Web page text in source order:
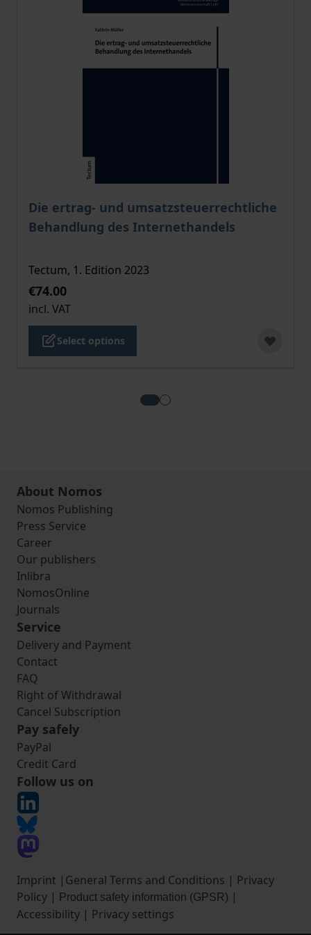
Die ertrag- und umsatzsteuerrechtliche
Behandlung des Internethandels
The price depends on the options chosen on the
Tectum, 1. Edition 2023
€74.00
incl. VAT
Select options
View more about Die ertrag-
View more about Die
About Nomos
Nomos Publishing
Press Service
Career
Our publishers
Inlibra
NomosOnline
Journals
Service
Delivery and Payment
Contact
FAQ
Right of Withdrawal
Cancel Subscription
Pay safely
PayPal
Credit Card
Follow us on
Imprint | General Terms and Conditions | Privacy
Policy | Product safety information (GPSR) |
Accessibility | Privacy settings